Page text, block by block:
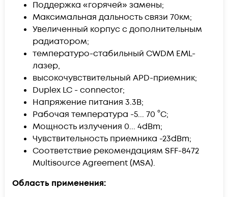
Поддержка «горячей» замены;
Максимальная дальность связи 70км;
Увеличенный корпус с дополнительным
радиатором;
температуро-стабильный CWDM EML-
лазер,
высокочувствительный APD-приемник;
Duplex LC - connector;
Напряжение питания 3.3В;
Рабочая температура -5... 70 °C;
Мощность излучения 0... 4dBm;
Чувствительность приемника -23dBm;
Соответствие рекомендациям SFF-8472
Multisource Agreement (MSA).
Область применения: